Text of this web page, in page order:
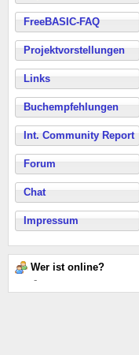
FreeBASIC-FAQ
Projektvorstellungen
Links
Buchempfehlungen
Int. Community Report
Forum
Chat
Impressum
Wer ist online?
-